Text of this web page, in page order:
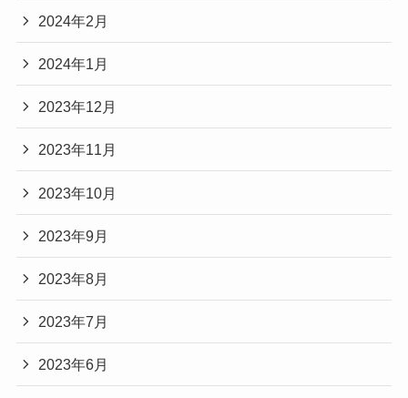
2024年2月
2024年1月
2023年12月
2023年11月
2023年10月
2023年9月
2023年8月
2023年7月
2023年6月